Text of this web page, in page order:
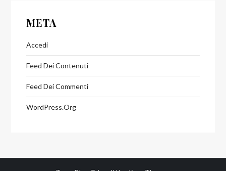
META
Accedi
Feed Dei Contenuti
Feed Dei Commenti
WordPress.org